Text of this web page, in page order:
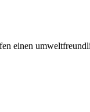
einen